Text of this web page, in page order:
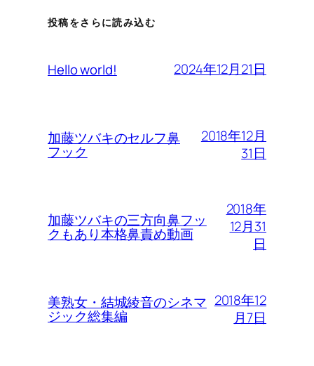
投稿をさらに読み込む
Hello world! 2024年12月21日
加藤ツバキのセルフ鼻
フック
2018年12月
31日
加藤ツバキの三方向鼻フッ
クもあり本格鼻責め動画
2018年
12月31
日
美熟女・結城綾音のシネマ
ジック総集編
2018年12
月7日